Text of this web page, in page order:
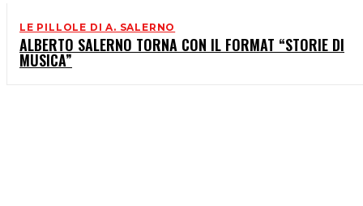
LE PILLOLE DI A. SALERNO
ALBERTO SALERNO TORNA CON IL FORMAT “STORIE DI
MUSICA”